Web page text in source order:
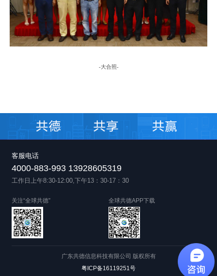
-大合照-
客服电话
4000-883-993 13928605319
工作日上午8:30-12:00,下午13：30-17：30
关注“全球共德” 全球共德APP下载
广东共德信息科技有限公司 版权所有
粤ICP备16119251号